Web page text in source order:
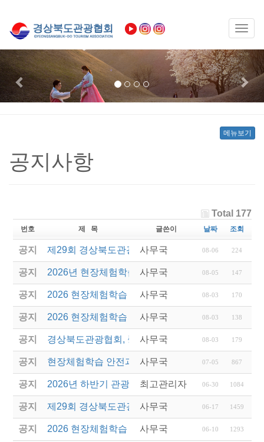
Previous
메뉴보기
공지사항
Total 177
번호 제 목 글쓴이 날짜 조회
공지 제29회 경상북도관광기념품공모전 결과발표
사무국 08-06 224
공지 2026년 현장체험학습 안전과정(신규.재강습) 교육
사무국 08-05 147
공지 2026 현장체험학습 안전과정 교육(신규. 재강습)
사무국 08-03 170
공지 2026 현장체험학습 안전과정(신규. 재강습) 교육 성
사무국 08-03 138
공지 경상북도관광협회, 중국 단동 해외여행상품 개발 팸
사무국 08-03 179
공지 현장체험학습 안전과정(신규/재강습) 안내
사무국 07-05 867
공지 2026년 하반기 관광진흥개발기금 융자 시행 안내
최고관리자 06-30 1084
공지 제29회 경상북도관광기념품공모전 개최
사무국 06-17 1459
공지 2026 현장체험학습 안전과정(신규.재강습)
사무국 06-10 1293